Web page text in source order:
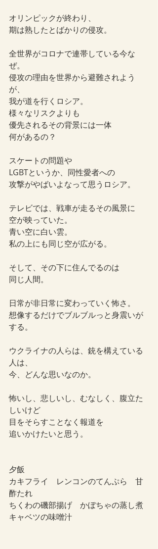
オリンピックが終わり、
期は熟したとばかりの侵攻。
全世界がコロナで連帯している今な
ぜ。
侵攻の理由を世界から避難されよう
が、
我が道を行くロシア。
様々なリスクよりも
優先されるその背景には一体
何があるの？
スケートの問題や
LGBTというか、同性愛者への
攻撃がやばいよなって思うロシア。
テレビでは、戦車が走るその風景に
空が映っていた。
青い空に白い雲。
私の上にも同じ空が広がる。
そして、その下に住んでるのは
同じ人間。
日常が非日常に変わっていく怖さ。
想像するだけでブルブルっと身震いが
する。
ウクライナの人らは、銃を構えている
人は、
今、どんな思いなのか。
怖いし、悲しいし、むなしく、腹立た
しいけど
目をそらすことなく報道を
追いかけたいと思う。
夕飯
カキフライ　レンコンのてんぷら　甘
酢たれ
ちくわの磯部揚げ　かぼちゃの蒸し煮
キャベツの味噌汁